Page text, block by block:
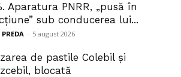
Aparatura PNRR, „pusă în
sub conducerea lui...
- 5 august 2026
de pastile Colebil și
blocată